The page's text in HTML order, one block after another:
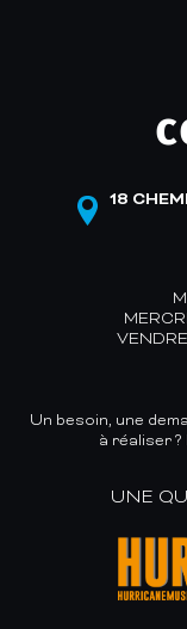
18
Un besoin, une
à réaliser
UNE